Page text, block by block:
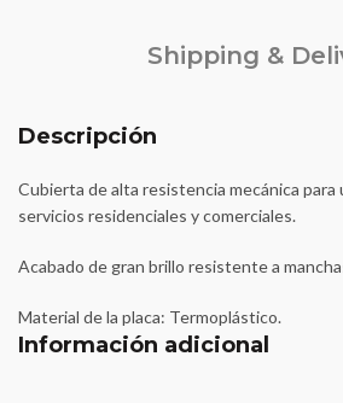
Shipping &
Descripción
Cubierta de alta resistencia mecánica para
servicios residenciales y comerciales.
Acabado de gran brillo resistente a
Material de la placa: Termoplástico.
Información adicional